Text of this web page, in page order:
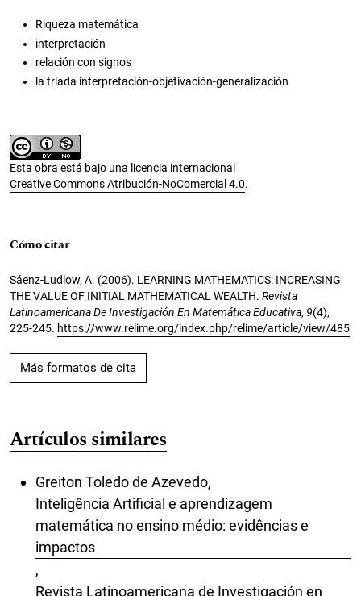
Riqueza matemática
interpretación
relación con signos
la tríada interpretación-objetivación-generalización
Esta obra está bajo una licencia internacional
Creative Commons Atribución-NoComercial 4.0.
Cómo citar
Sáenz-Ludlow, A. (2006). LEARNING MATHEMATICS: INCREASING
THE VALUE OF INITIAL MATHEMATICAL WEALTH. Revista
Latinoamericana De Investigación En Matemática Educativa, 9(4),
225-245. https://www.relime.org/index.php/relime/article/view/485
Más formatos de cita
Artículos similares
Greiton Toledo de Azevedo,
Inteligência Artificial e aprendizagem
matemática no ensino médio: evidências e
impactos
,
Revista Latinoamericana de Investigación en